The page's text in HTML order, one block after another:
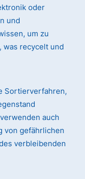
oder
und
um zu
was recycelt und
Sortierverfahren,
auch
von gefährlichen
verbleibenden